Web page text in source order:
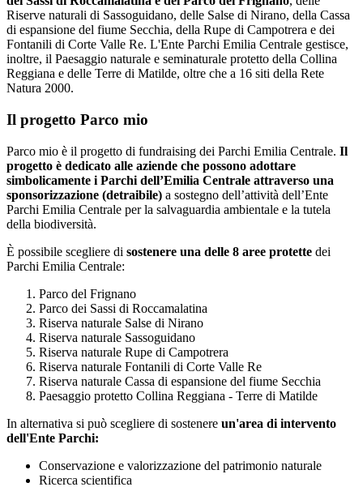
Riserve naturali di Sassoguidano, delle Salse di Nirano, della Cassa
di espansione del fiume Secchia, della Rupe di Campotrera e dei
Fontanili di Corte Valle Re. L'Ente Parchi Emilia Centrale gestisce,
inoltre, il Paesaggio naturale e seminaturale protetto della Collina
Reggiana e delle Terre di Matilde, oltre che a 16 siti della Rete
Natura 2000.
Il progetto Parco mio
Parco mio è il progetto di fundraising dei Parchi Emilia Centrale. Il
progetto è dedicato alle aziende che possono adottare
simbolicamente i Parchi dell’Emilia Centrale attraverso una
sponsorizzazione (detraibile) a sostegno dell’attività dell’Ente
Parchi Emilia Centrale per la salvaguardia ambientale e la tutela
della biodiversità.
È possibile scegliere di sostenere una delle 8 aree protette dei
Parchi Emilia Centrale:
Parco del Frignano
Parco dei Sassi di Roccamalatina
Riserva naturale Salse di Nirano
Riserva naturale Sassoguidano
Riserva naturale Rupe di Campotrera
Riserva naturale Fontanili di Corte Valle Re
Riserva naturale Cassa di espansione del fiume Secchia
Paesaggio protetto Collina Reggiana - Terre di Matilde
In alternativa si può scegliere di sostenere un'area di intervento
dell'Ente Parchi:
Conservazione e valorizzazione del patrimonio naturale
Ricerca scientifica